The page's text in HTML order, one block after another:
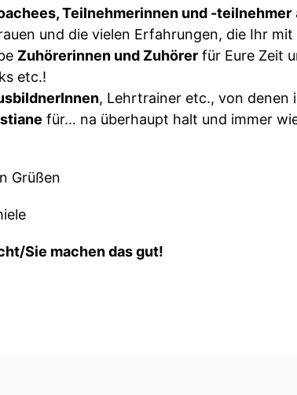
Teilnehmerinnen und -teilnehmer
und die vielen Erfahrungen, die Ihr
Zuhörerinnen und Zuhörer für Eure Zeit
etc.!
, Lehrtrainer etc., von
für… na überhaupt halt und immer
Grüßen
Sie machen das gut!